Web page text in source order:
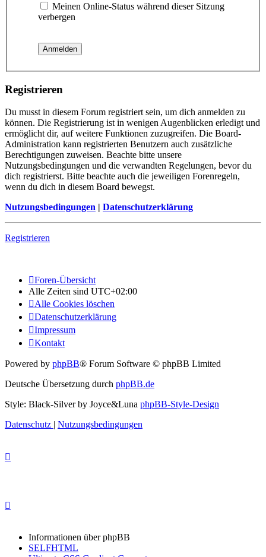
Meinen Online-Status während dieser Sitzung
verbergen
Registrieren
Du musst in diesem Forum registriert sein, um dich anmelden zu
können. Die Registrierung ist in wenigen Augenblicken erledigt und
ermöglicht dir, auf weitere Funktionen zuzugreifen. Die Board-
Administration kann registrierten Benutzern auch zusätzliche
Berechtigungen zuweisen. Beachte bitte unsere
Nutzungsbedingungen und die verwandten Regelungen, bevor du
dich registrierst. Bitte beachte auch die jeweiligen Forenregeln,
wenn du dich in diesem Board bewegst.
Nutzungsbedingungen | Datenschutzerklärung
Registrieren
Foren-Übersicht
Alle Zeiten sind UTC+02:00
Alle Cookies löschen
Datenschutzerklärung
Impressum
Kontakt
Powered by phpBB® Forum Software © phpBB Limited
Deutsche Übersetzung durch phpBB.de
Style: Black-Silver by Joyce&Luna phpBB-Style-Design
Datenschutz | Nutzungsbedingungen
Informationen über phpBB
SELFHTML